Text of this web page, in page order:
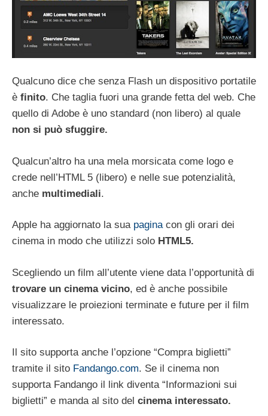
Qualcuno dice che senza Flash un dispositivo portatile
è finito. Che taglia fuori una grande fetta del web. Che
quello di Adobe è uno standard (non libero) al quale
non si può sfuggire.
Qualcun’altro ha una mela morsicata come logo e
crede nell’HTML 5 (libero) e nelle sue potenzialità,
anche multimediali.
Apple ha aggiornato la sua paginacon gli orari dei
cinema in modo che utilizzi solo HTML5.
Scegliendo un film all’utente viene data l’opportunità di
trovare un cinema vicino, ed è anche possibile
visualizzare le proiezioni terminate e future per il film
interessato.
Il sito supporta anche l’opzione “Compra biglietti”
tramite il sito Fandango.com. Se il cinema non
supporta Fandango il link diventa “Informazioni sui
biglietti” e manda al sito del cinema interessato.